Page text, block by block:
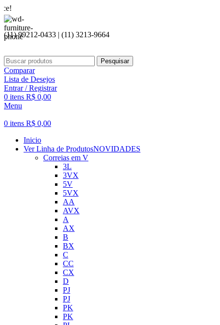
(11) 99212-0433 | (11) 3213-9664
Pesquisar
Comparar
Lista de Desejos
Entrar / Registrar
0 itens R$ 0,00
Menu
0 itens R$ 0,00
Inicio
Ver Linha de ProdutosNOVIDADES
Correias em V
3L
3VX
5V
5VX
AA
AVX
A
AX
B
BX
C
CC
CX
D
PJ
PJ
PK
PK